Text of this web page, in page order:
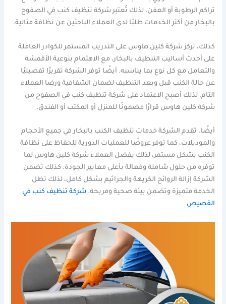
تراكم الرطوبة أو العفن، لذلك تُعتبر شركة تنظيف كنب في الصفوح
بالبخار من أكثر الخدمات طلبًا لدى العملاء الباحثين عن نظافة مثالية.
كذلك، تركز شركة كلين هاوس على التدريب المستمر للكوادر العاملة
على أحدث أساليب التنظيف بالبخار، مع الاهتمام بنوعية الأقمشة
والتعامل مع كل نوع بما يناسبه. أيضًا توفر الشركة تقريرًا تفصيليًا
عن حالة الكنب قبل وبعد التنظيف لضمان الشفافية ورضا العملاء
التام، لذلك أصبح الاعتماد على شركة تنظيف كنب في الصفوح من
شركة كلين هاوس قرارًا مضمونًا للمنزل أو المكتب أو الفندق.
أيضًا، تقدم الشركة خدمات تنظيف الكنب بالبخار في جميع الأحجام
والموديلات، كما توفر عروضًا للعمليات الدورية للحفاظ على نظافة
الكنب بشكل مستمر، لذلك يفضل العملاء شركة كلين هاوس لما
توفره من حلول شاملة وفعالة بأعلى معايير الجودة. كذلك تضمن
الشركة إزالة الروائح الكريهة والجراثيم بشكل كامل، لذلك تظل
الخدمة متميزة وتضمن بيئة صحية ومريحة.شركة تنظيف كنب في
القصيص